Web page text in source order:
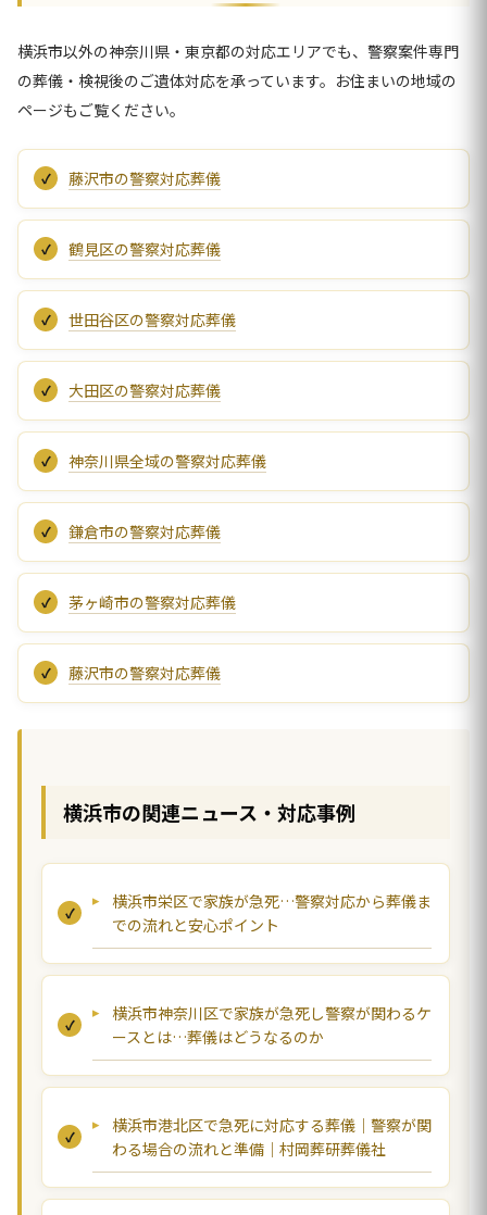
横浜市以外の神奈川県・東京都の対応エリアでも、警察案件専門
の葬儀・検視後のご遺体対応を承っています。お住まいの地域の
ページもご覧ください。
藤沢市の警察対応葬儀
鶴見区の警察対応葬儀
世田谷区の警察対応葬儀
大田区の警察対応葬儀
神奈川県全域の警察対応葬儀
鎌倉市の警察対応葬儀
茅ヶ崎市の警察対応葬儀
藤沢市の警察対応葬儀
横浜市の関連ニュース・対応事例
横浜市栄区で家族が急死…警察対応から葬儀ま
での流れと安心ポイント
横浜市神奈川区で家族が急死し警察が関わるケ
ースとは…葬儀はどうなるのか
横浜市港北区で急死に対応する葬儀｜警察が関
わる場合の流れと準備｜村岡葬研葬儀社